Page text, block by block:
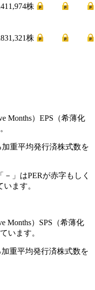
株
株
Months）EPS（希薄化
重平均発行済株式数を
－ 」はPERが赤字もしく
ます。
Months）SPS（希薄化
います。
重平均発行済株式数を